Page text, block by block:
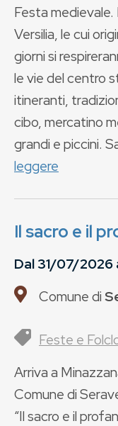
Festa
Versilia, le cui
giorni si
le vie del centro
itineranti,
cibo, mercatino
grandi e piccini.
leggere
Il sacro e il
Dal31/07/2026
Comune di
Feste e
Arriva a
Comune di
“Il sacro e il